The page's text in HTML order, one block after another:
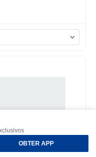
OBTER APP